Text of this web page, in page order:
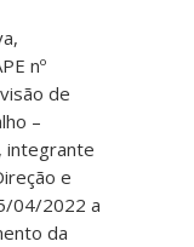
nº
de
–
integrante
e
04/2022 a
da